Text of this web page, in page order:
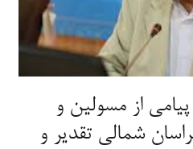
از مسولین و
شمالی تقدیر و